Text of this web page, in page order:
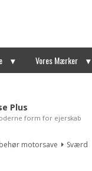
Vores Mærker
Plus
form for ejerskab
motorsave Sværd